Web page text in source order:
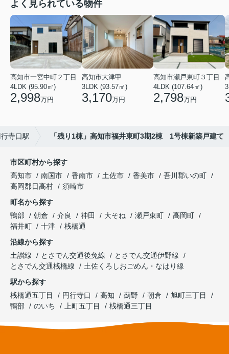
よく見られている物件
高知市一宮中町２丁目
4LDK (95.90㎡)
2,998万円
高知市大津甲
3LDK (93.57㎡)
3,170万円
高知市瀬戸東町３丁目
4LDK (107.64㎡)
2,798万円
寺口駅 「残り1棟」高知市福井東町3期2棟 1号棟新築戸建て
市区町村から探す
高知市
南国市 香南市 土佐市 香美市
吾川郡いの町
高岡郡日高村
須崎市
町名から探す
鴨部
朝倉 介良 神田 大そね 瀬戸東町
高岡町
福井町
十津
桟橋通
沿線から探す
土讃線
とさでん交通後免線
とさでん交通伊野線
とさでん交通桟橋線
土佐くろしおごめん・なはり線
駅から探す
桟橋通五丁目
円行寺口 高知 薊野 朝倉
旭町三丁目
鴨部
のいち 上町五丁目 桟橋通三丁目